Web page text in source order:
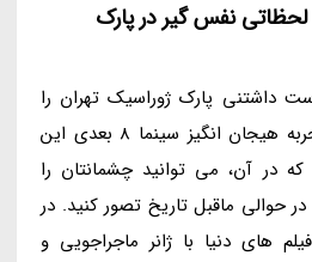
لحظاتی نفس گیر در پارک
داشتنی پارک ژوراسیک تهران را
تماشا کردید، نوبت به تجربه هیجان انگیز سینما 8 بعدی این
در آن، می توانید چشمانتان را
حوالی ماقبل تاریخ تصور کنید. در
های دنیا با ژانر ماجراجویی و